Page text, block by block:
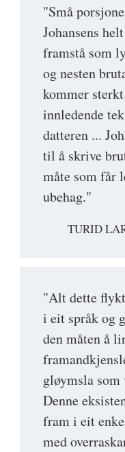
"Små
Johansens
framstå som
og nesten
kommer
innledende
datteren ...
til å skrive
måte som får
ubehag."
TURID
"Alt dette
i eit språk og
den måten å
gløymsla som
Denne
fram i eit
med